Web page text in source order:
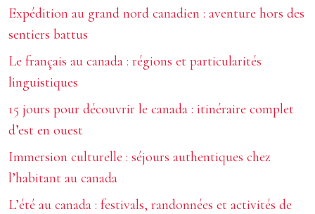
Expédition au grand nord canadien : aventure hors des
sentiers battus
Le français au canada : régions et particularités
linguistiques
15 jours pour découvrir le canada : itinéraire complet
d’est en ouest
Immersion culturelle : séjours authentiques chez
l’habitant au canada
L’été au canada : festivals, randonnées et activités de